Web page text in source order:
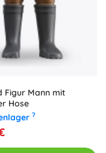
Figur Mann mit
Hose
?